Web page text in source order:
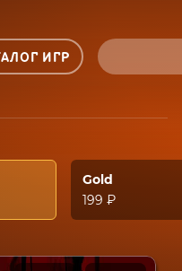
ИГР
Gold
199 ₽